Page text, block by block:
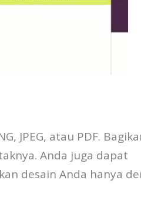
JPEG, atau PDF.
Anda juga dapat
desain Anda hanya